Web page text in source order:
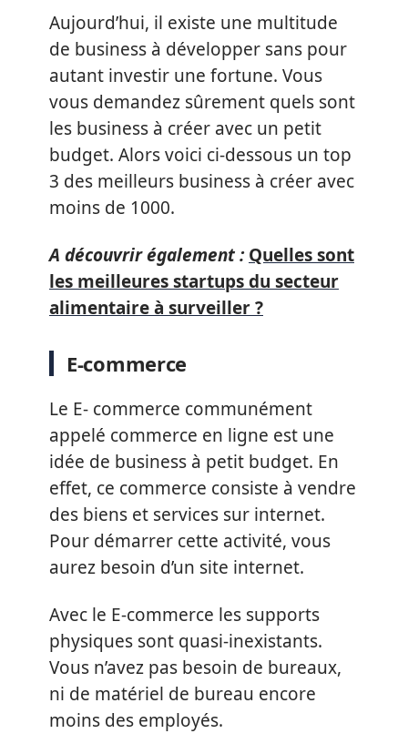
Aujourd’hui, il existe une multitude
de business à développer sans pour
autant investir une fortune. Vous
vous demandez sûrement quels sont
les business à créer avec un petit
budget. Alors voici ci-dessous un top
3 des meilleurs business à créer avec
moins de 1000.
A découvrir également : Quelles sont
les meilleures startups du secteur
alimentaire à surveiller ?
E-commerce
Le E- commerce communément
appelé commerce en ligne est une
idée de business à petit budget. En
effet, ce commerce consiste à vendre
des biens et services sur internet.
Pour démarrer cette activité, vous
aurez besoin d’un site internet.
Avec le E-commerce les supports
physiques sont quasi-inexistants.
Vous n’avez pas besoin de bureaux,
ni de matériel de bureau encore
moins des employés.